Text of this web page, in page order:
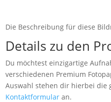
Die Beschreibung für diese
Details zu den
Du möchtest einzigartige
verschiedenen Premium
Auswahl stehen dir hierbei die
Kontaktformular an.